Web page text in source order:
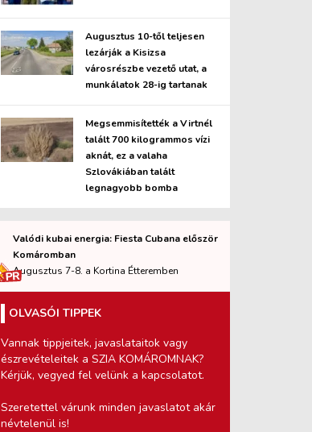
Augusztus 10-től teljesen
lezárják a Kisizsa
városrészbe vezető utat, a
munkálatok 28-ig tartanak
Megsemmisítették a Virtnél
talált 700 kilogrammos vízi
aknát, ez a valaha
Szlovákiában talált
legnagyobb bomba
Valódi kubai energia: Fiesta Cubana először
Komáromban
Augusztus 7-8. a Kortina Étteremben
OLVASÓI TIPPEK
Vannak tippjeitek, javaslataitok vagy
észrevételeitek a SZIA KOMÁROMNAK?
Kérjük, vegyed fel velünk a kapcsolatot.
Szeretettel várunk minden javaslatot akár
névtelenül is!